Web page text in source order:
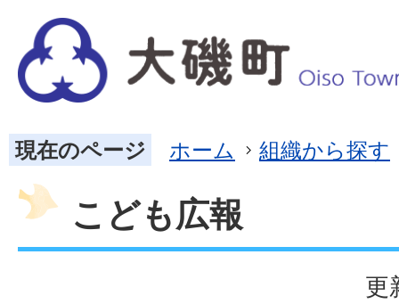
現在のページ ホーム 組織から探す
こども広報
更